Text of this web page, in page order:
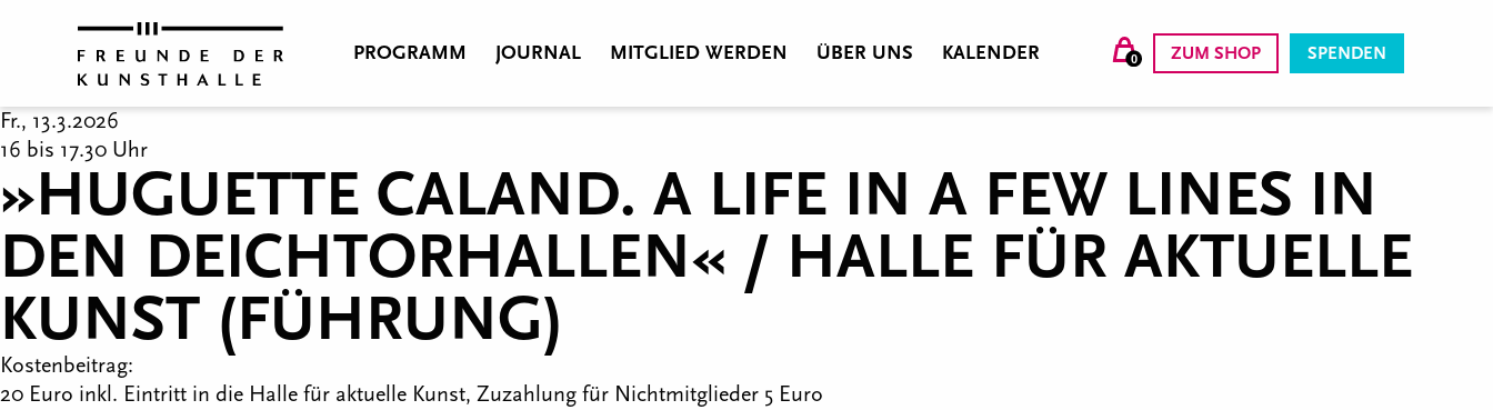
PROGRAMM JOURNAL MITGLIED WERDEN ÜBER UNS KALENDER 0 ZUM SHOP SPENDEN
Fr., 13.3.2026
16 bis 17.30 Uhr
»HUGUETTE CALAND. A LIFE IN A FEW LINES IN
DEN DEICHTORHALLEN« / HALLE FÜR AKTUELLE
KUNST (FÜHRUNG)
Kostenbeitrag:
20 Euro inkl. Eintritt in die Halle für aktuelle Kunst, Zuzahlung für Nichtmitglieder 5 Euro